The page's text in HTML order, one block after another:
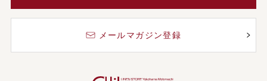
メールマガジン登録